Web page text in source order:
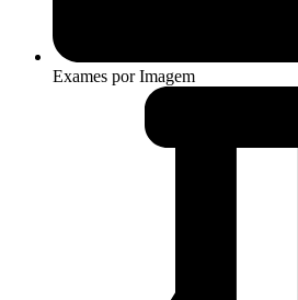
Exames por Imagem